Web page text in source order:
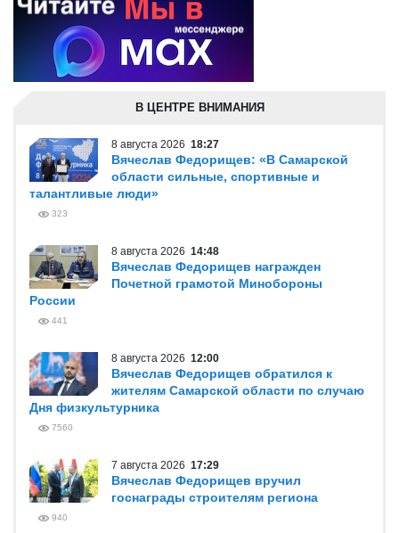
В ЦЕНТРЕ ВНИМАНИЯ
8 августа 2026 18:27
Вячеслав Федорищев: «В Самарской
области сильные, спортивные и
талантливые люди»
323
8 августа 2026 14:48
Вячеслав Федорищев награжден
Почетной грамотой Минобороны
России
441
8 августа 2026 12:00
Вячеслав Федорищев обратился к
жителям Самарской области по случаю
Дня физкультурника
7560
7 августа 2026 17:29
Вячеслав Федорищев вручил
госнаграды строителям региона
940